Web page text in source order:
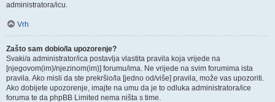
administratora/icu.
Vrh
Zašto sam dobio/la upozorenje?
Svaki/a administrator/ica postavlja vlastita pravila koja vrijede na
[njegovom(im)/njezinom(im)] forumu/ima. Ne vrijede na svim forumima ista
pravila. Ako misli da ste prekršio/la [jedno od/više] pravila, može vas upozoriti.
Ako dobijete upozorenje, imajte na umu da je to odluka administratora/ice
foruma te da phpBB Limited nema ništa s time.